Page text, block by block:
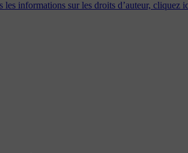
les informations sur les droits d’auteur, cliquez